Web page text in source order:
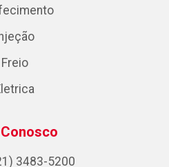
Freio
3483-5200